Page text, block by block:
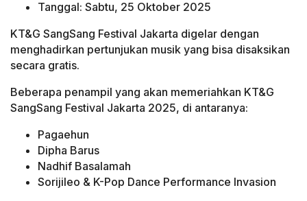
Tanggal: Sabtu, 25 Oktober 2025
KT&G SangSang Festival Jakarta digelar dengan
menghadirkan pertunjukan musik yang bisa disaksikan
secara gratis.
Beberapa penampil yang akan memeriahkan KT&G
SangSang Festival Jakarta 2025, di antaranya:
Pagaehun
Dipha Barus
Nadhif Basalamah
Sorijileo & K-Pop Dance Performance Invasion